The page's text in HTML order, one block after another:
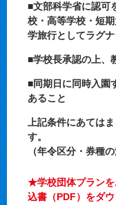
■文部科学省に認可
校・高等学校・短
学旅行としてラグ
■学校長承認の上、
■同期日に同時入園
あること
上記条件にあては
す。
（年令区分・券種
★学校団体プランを
込書（PDF）をダ